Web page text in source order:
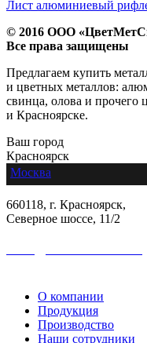
Лист алюминиевый
© 2016 ООО
Все права защищены
Предлагаем купить
и цветных металлов:
свинца, олова и прочего
и Красноярске.
Ваш город
Красноярск
Москва
660118, г. Красноярск,
Северное шоссе, 11/2
О компании
Продукция
Производство
Наши сотрудники